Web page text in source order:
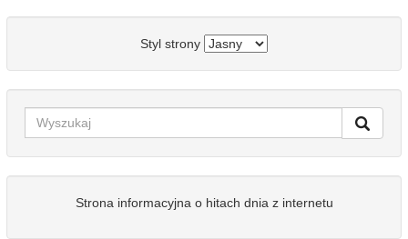
Styl strony
Strona informacyjna o hitach dnia z internetu